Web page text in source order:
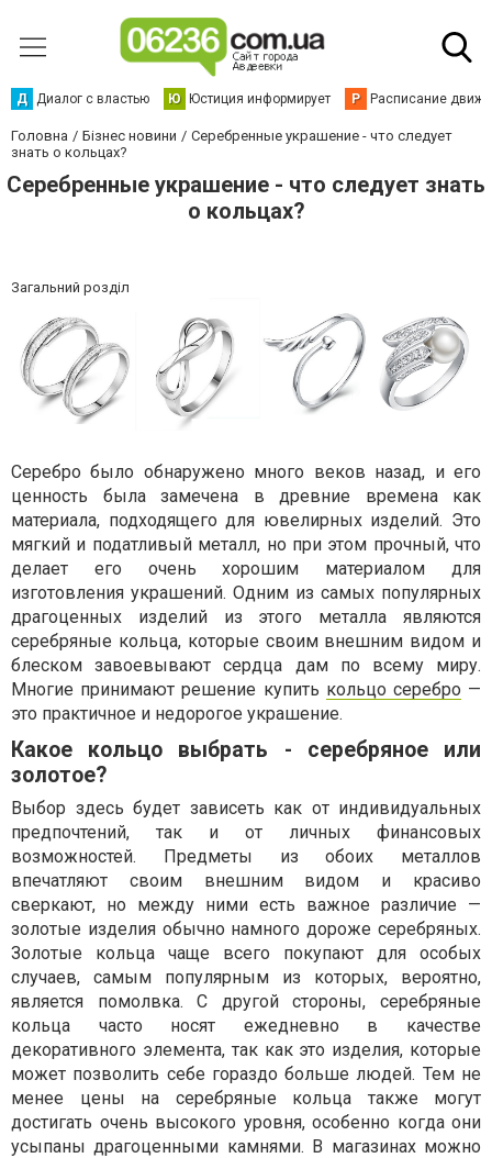
Д Диалог с властью Ю Юстиция информирует Р Расписание
Головна Бізнес новини
Серебренные украшение - что следует
знать о кольцах?
Серебренные украшение - что следует знать
о кольцах?
Загальний розділ
Серебро было обнаружено много веков назад, и его
ценность была замечена в древние времена как
материала, подходящего для ювелирных изделий. Это
мягкий и податливый металл, но при этом прочный, что
делает его очень хорошим материалом для
изготовления украшений. Одним из самых популярных
драгоценных изделий из этого металла являются
серебряные кольца, которые своим внешним видом и
блеском завоевывают сердца дам по всему миру.
Многие принимают решение купить кольцо серебро —
это практичное и недорогое украшение.
Какое кольцо выбрать - серебряное или
золотое?
Выбор здесь будет зависеть как от индивидуальных
предпочтений, так и от личных финансовых
возможностей. Предметы из обоих металлов
впечатляют своим внешним видом и красиво
сверкают, но между ними есть важное различие —
золотые изделия обычно намного дороже серебряных.
Золотые кольца чаще всего покупают для особых
случаев, самым популярным из которых, вероятно,
является помолвка. С другой стороны, серебряные
кольца часто носят ежедневно в качестве
декоративного элемента, так как это изделия, которые
может позволить себе гораздо больше людей. Тем не
менее цены на серебряные кольца также могут
достигать очень высокого уровня, особенно когда они
усыпаны драгоценными камнями. В магазинах можно